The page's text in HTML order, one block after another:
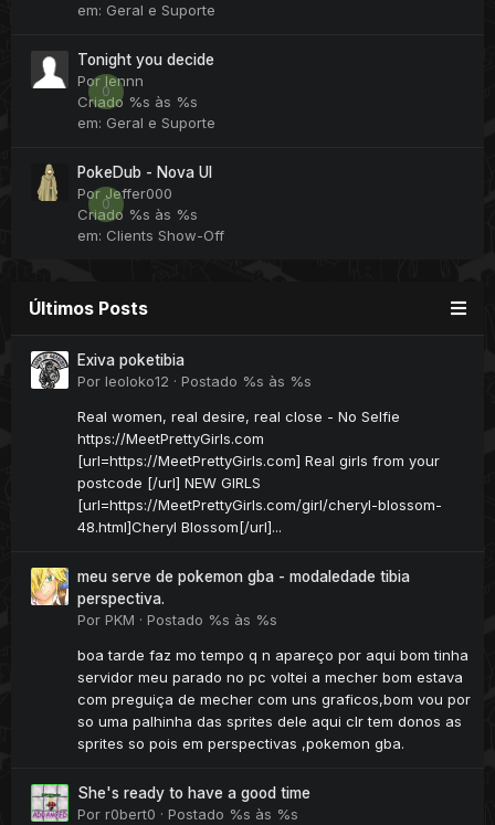
em: Geral e Suporte
0
Tonight you decide
Por lennn
Criado %s às %s
em: Geral e Suporte
0
PokeDub - Nova UI
Por Jeffer000
Criado %s às %s
em: Clients Show-Off
Últimos Posts
Exiva poketibia
Por leoloko12 · Postado %s às %s
Real women, real desire, real close - No Selfie
https://MeetPrettyGirls.com
[url=https://MeetPrettyGirls.com] Real girls from your
postcode [/url] NEW GIRLS
[url=https://MeetPrettyGirls.com/girl/cheryl-blossom-
48.html]Cheryl Blossom[/url]...
meu serve de pokemon gba - modaledade tibia
perspectiva.
Por PKM · Postado %s às %s
boa tarde faz mo tempo q n apareço por aqui bom tinha
servidor meu parado no pc voltei a mecher bom estava
com preguiça de mecher com uns graficos,bom vou por
so uma palhinha das sprites dele aqui clr tem donos as
sprites so pois em perspectivas ,pokemon gba.
She's ready to have a good time
Por r0bert0 · Postado %s às %s